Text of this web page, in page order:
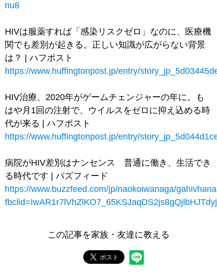
nu8
HIVは服薬すれば「感染リスクゼロ」なのに、医療機
関でも差別が起きる。正しい知識が広がらない背景
は？ | ハフポスト
https://www.huffingtonpost.jp/entry/
HIV治療、2020年がゲームチェンジャーの年に。も
はや月1回の注射で、ウイルスをゼロに抑え込める時
代が来る | ハフポスト
https://www.huffingtonpost.jp/entry/
病院がHIV差別はナンセンス 普通に働き、生活でき
る時代です | バズフィード
https://www.buzzfeed.com/jp/naokoiwanaga/
この記事を家族・友達に教える